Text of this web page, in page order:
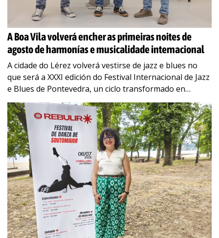
A Boa Vila volverá encher as primeiras noites de
agosto de harmonías e musicalidade internacional
A cidade do Lérez volverá vestirse de jazz e blues no
que será a XXXI edición do Festival Internacional de Jazz
e Blues de Pontevedra, un ciclo transformado en
clásico,…